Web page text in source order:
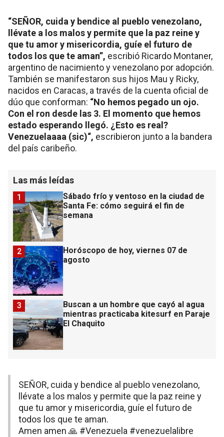
“SEÑOR, cuida y bendice al pueblo venezolano,
llévate a los malos y permite que la paz reine y
que tu amor y misericordia, guíe el futuro de
todos los que te aman”, escribió Ricardo Montaner,
argentino de nacimiento y venezolano por adopción.
También se manifestaron sus hijos Mau y Ricky,
nacidos en Caracas, a través de la cuenta oficial de
dúo que conforman: “No hemos pegado un ojo.
Con el ron desde las 3. El momento que hemos
estado esperando llegó. ¿Esto es real?
Venezuelaaaa (sic)“, escribieron junto a la bandera
del país caribeño.
Las más leídas
Sábado frío y ventoso en la ciudad de
Santa Fe: cómo seguirá el fin de
semana
1
Horóscopo de hoy, viernes 07 de
agosto
2
Buscan a un hombre que cayó al agua
mientras practicaba kitesurf en Paraje
El Chaquito
3
SEÑOR, cuida y bendice al pueblo venezolano,
llévate a los malos y permite que la paz reine y
que tu amor y misericordia, guíe el futuro de
todos los que te aman.
Amen amen 🙏 #Venezuela #venezuelalibre